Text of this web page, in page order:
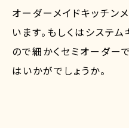
オーダーメイドキッチン
います。もしくはシステ
ので細かくセミオーダー
はいかがでしょうか。